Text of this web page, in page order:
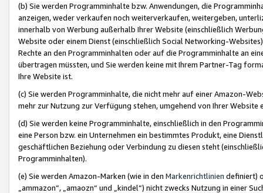
(b) Sie werden Programminhalte bzw. Anwendungen, die
anzeigen, weder verkaufen noch weiterverkaufen, weitergeben,
innerhalb von Werbung außerhalb Ihrer Website (einschließlich
Website oder einem Dienst (einschließlich Social Networking-
Rechte an den Programminhalten oder auf die Programminhalte an
übertragen müssten, und Sie werden keine mit Ihrem Partner-Tag
Ihre Website ist.
(c) Sie werden Programminhalte, die nicht mehr auf einer Amazon-
mehr zur Nutzung zur Verfügung stehen, umgehend von Ihrer
(d) Sie werden keine Programminhalte, einschließlich in den
eine Person bzw. ein Unternehmen ein bestimmtes Produkt, eine
geschäftlichen Beziehung oder Verbindung zu diesen steht
Programminhalten).
(e) Sie werden Amazon-Marken (wie in den Markenrichtlinien definiert)
„ammazon“, „amaozn“ und „kindel“) nicht zwecks Nutzung in einer